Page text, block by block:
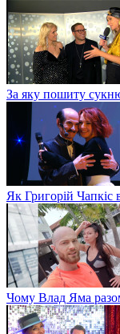
За яку пошиту
Як Григорій Чапкіс
Чому Влад Яма